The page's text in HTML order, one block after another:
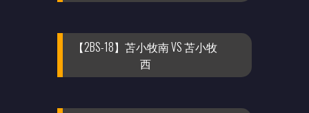
【2BS-18】苫小牧南 VS 苫小牧
西